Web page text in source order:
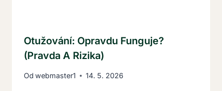
Otužování: Opravdu Funguje?
(Pravda A Rizika)
Od webmaster1 14. 5. 2026